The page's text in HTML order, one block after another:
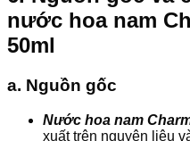
nước hoa nam
50ml
a. Nguồn gốc
Nước hoa nam
xuất trên nguyên liệu